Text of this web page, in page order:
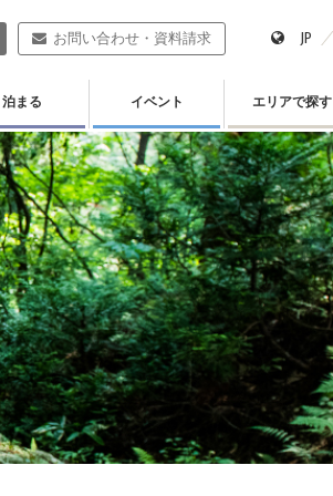
お問い合わせ・資料請求 JP
泊まる イベント エリアで探す